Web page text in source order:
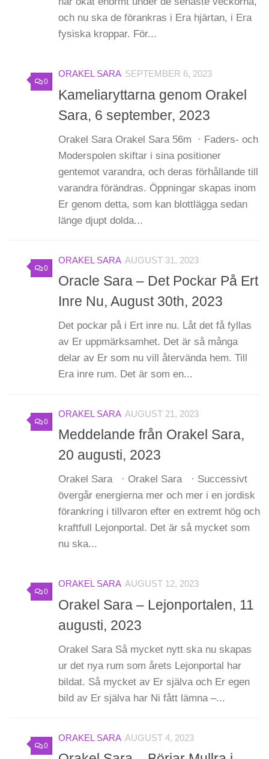
och nu ska de förankras i Era hjärtan, i Era
fysiska kroppar. För...
0
ORAKEL SARA SEPTEMBER 6, 2023
Kameliaryttarna genom Orakel
Sara, 6 september, 2023
Orakel Sara Orakel Sara 56m · Faders- och
Moderspolen skiftar i sina positioner
gentemot varandra, och deras förhållande till
varandra förändras. Öppningar skapas inom
Er genom detta, som kan blottlägga sedan
länge djupt dolda...
0
ORAKEL SARA AUGUST 31, 2023
Oracle Sara – Det Pockar På Ert
Inre Nu, August 30th, 2023
Det pockar på i Ert inre nu. Låt det få fyllas
av Er uppmärksamhet. Det är så många
delar av Er som nu vill återvända hem. Till
Era inre rum. Det är som en...
0
ORAKEL SARA AUGUST 21, 2023
Meddelande från Orakel Sara,
20 augusti, 2023
Orakel Sara · Orakel Sara · Successivt
övergår energierna mer och mer i en jordisk
förankring i tillvaron efter en extremt hög och
kraftfull Lejonportal. Det är så mycket som
nu ska...
0
ORAKEL SARA AUGUST 12, 2023
Orakel Sara – Lejonportalen, 11
augusti, 2023
Orakel Sara Så mycket nytt ska nu skapas
ur det nya rum som årets Lejonportal har
bildat. Så mycket av Er själva och Er egen
bild av Er själva har Ni fått lämna –...
0
ORAKEL SARA AUGUST 4, 2023